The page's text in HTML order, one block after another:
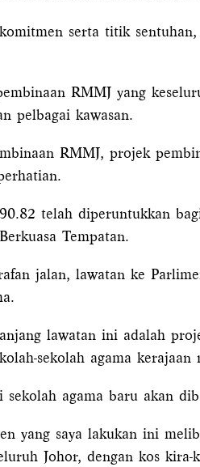
serta titik
RMMJ yang
pelbagai kawasan.
RMMJ, projek
telah diperuntukkan
Tempatan.
jalan, lawatan ke
lawatan ini adalah
sekolah agama
agama baru akan
yang saya lakukan ini
Johor, dengan kos